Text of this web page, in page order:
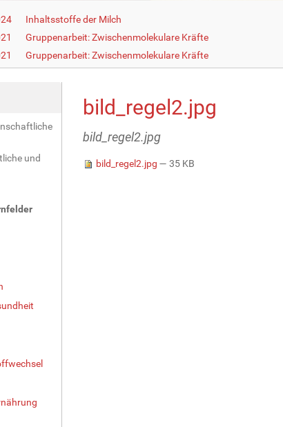
Inhaltsstoffe der Milch
Gruppenarbeit: Zwischenmolekulare Kräfte
Gruppenarbeit: Zwischenmolekulare Kräfte
und
bild_regel2.jpg
bild_regel2.jpg
bild_regel2.jpg — 35 KB